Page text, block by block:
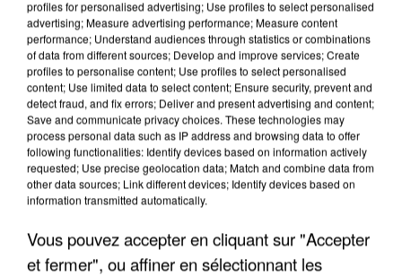
APRÈS TOUTES CES CANICULES, LES REFUGES
DE FAUNE SAUVAGE SONT...
profiles for personalised advertising; Use profiles to select personalised
advertising; Measure advertising performance; Measure content
performance; Understand audiences through statistics or combinations
of data from different sources; Develop and improve services; Create
profiles to personalise content; Use profiles to select personalised
content; Use limited data to select content; Ensure security, prevent and
detect fraud, and fix errors; Deliver and present advertising and content;
Save and communicate privacy choices. These technologies may
process personal data such as IP address and browsing data to offer
following functionalities: Identify devices based on information actively
requested; Use precise geolocation data; Match and combine data from
other data sources; Link different devices; Identify devices based on
information transmitted automatically.
Vous pouvez accepter en cliquant sur "Accepter
et fermer", ou affiner en sélectionnant les